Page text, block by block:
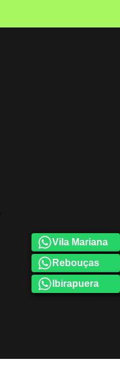
Vila Mariana
Rebouças
Ibirapuera